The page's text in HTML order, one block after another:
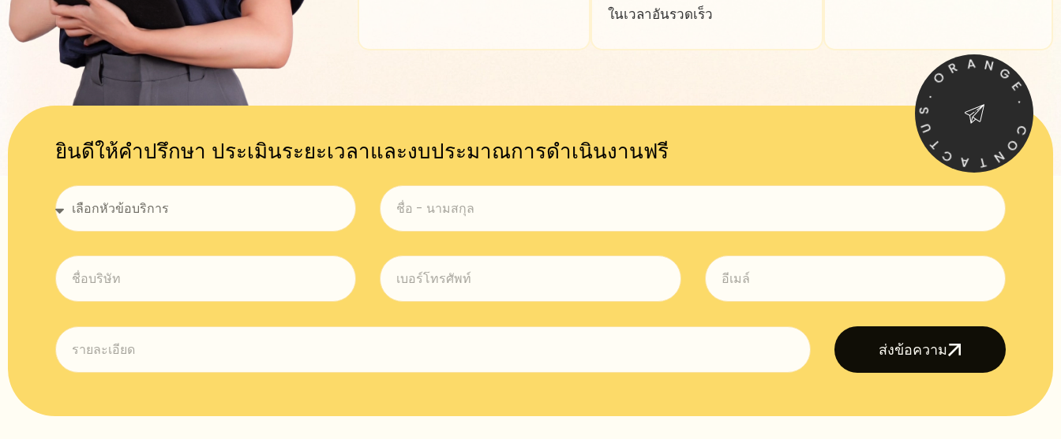
ในเวลาอันรวดเร็ว
ยินดีให้คำปรึกษา ประเมินระยะเวลาและงบประมาณการดำเนินงานฟรี C
O
N
T
A
C
T
U
S
. O R A
N
G
E
.
ส่งข้อความ